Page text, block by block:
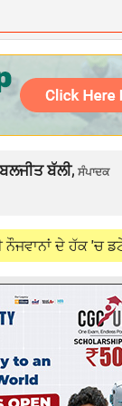
ਬਲਜੀਤ ਬੱਲੀ, ਸੰਪਾਦਕ
'ਚ ਡਟੇ ਡਾ.